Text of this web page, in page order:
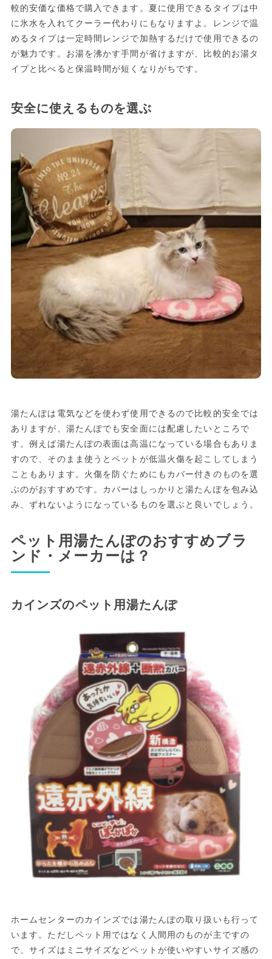
較的安価な価格で購入できます。夏に使用できるタイプは中
に氷水を入れてクーラー代わりにもなりますよ。レンジで温
めるタイプは一定時間レンジで加熱するだけで使用できるの
が魅力です。お湯を沸かす手間が省けますが、比較的お湯タ
イプと比べると保温時間が短くなりがちです。
安全に使えるものを選ぶ
湯たんぽは電気などを使わず使用できるので比較的安全では
ありますが、湯たんぽでも安全面には配慮したいところで
す。例えば湯たんぽの表面は高温になっている場合もありま
すので、そのまま使うとペットが低温火傷を起こしてしまう
こともあります。火傷を防ぐためにもカバー付きのものを選
ぶのがおすすめです。カバーはしっかりと湯たんぽを包み込
み、ずれないようになっているものを選ぶと良いでしょう。
ペット用湯たんぽのおすすめブラ
ンド・メーカーは？
カインズのペット用湯たんぽ
ホームセンターのカインズでは湯たんぽの取り扱いも行って
います。ただしペット用ではなく人間用のものが主ですの
で、サイズはミニサイズなどペットが使いやすいサイズ感の